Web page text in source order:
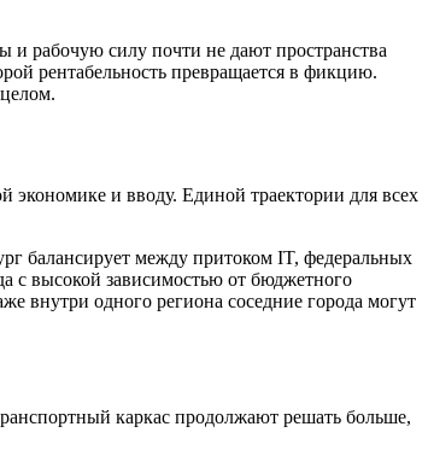
и рабочую силу почти не дают пространства
рентабельность превращается в фикцию.
и вводу. Единой траектории для всех
балансирует между притоком IT, федеральных
с высокой зависимостью от бюджетного
внутри одного региона соседние города могут
каркас продолжают решать больше,